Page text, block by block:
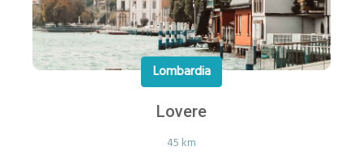
Lombardia
Lovere
45 km